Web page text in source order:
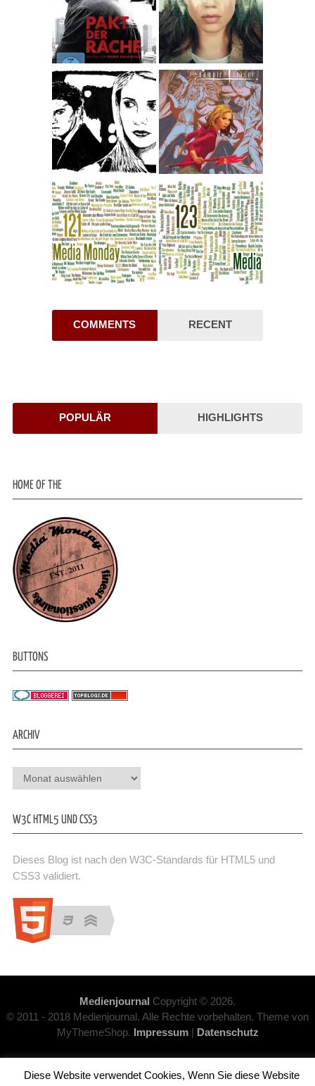
COMMENTS RECENT
POPULÄR HIGHLIGHTS
HOME OF THE
BUTTONS
ARCHIV
Archiv
W3C HTML5 UND CSS3
Dieses Blog ist nach den W3C-Standards für HTML5 und
CSS3 validiert.
Medienjournal Copyright © 2026.
© 2011 - 2018 Medienjournal. Alle Rechte vorbehalten. Theme von
MyThemeShop. Impressum| Datenschutz
Diese Website verwendet Cookies, Wenn Sie diese Website